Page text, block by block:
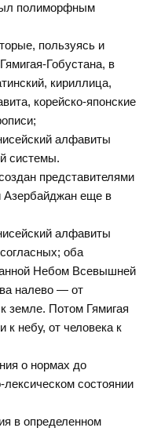
полиморфным
пользуясь и
Гобустана, в
кириллица,
корейско-японские
алфавиты
системы.
представителями
Азербайджан еще в
алфавиты
оба
Небом Всевышней
налево — от
земле. Потом Гямигая
к небу, от человека к
о нормах до
состоянии
в определенном